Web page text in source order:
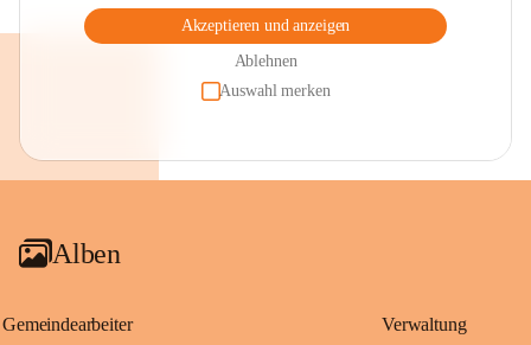
Akzeptieren und anzeigen
Ablehnen
Auswahl merken
Alben
Gemeindearbeiter Verwaltung